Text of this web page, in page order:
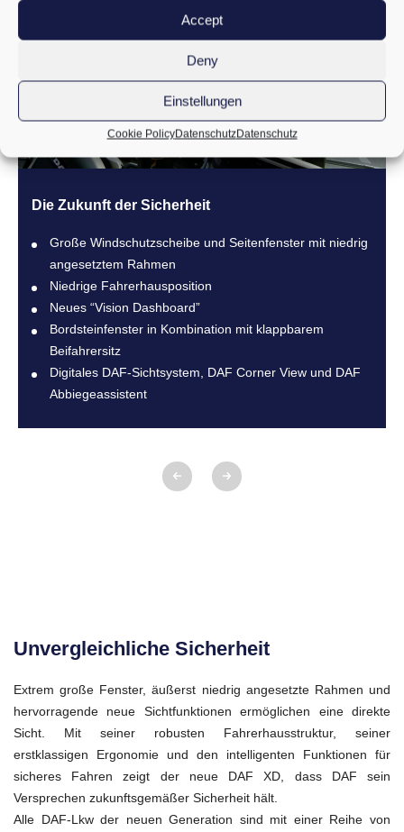
Accept
Deny
Einstellungen
Cookie PolicyDatenschutzDatenschutz
Die Zukunft der Sicherheit
Große Windschutzscheibe und Seitenfenster mit niedrig
angesetztem Rahmen
Niedrige Fahrerhausposition
Neues “Vision Dashboard”
Bordsteinfenster in Kombination mit klappbarem
Beifahrersitz
Digitales DAF-Sichtsystem, DAF Corner View und DAF
Abbiegeassistent
Unvergleichliche Sicherheit
Extrem große Fenster, äußerst niedrig angesetzte Rahmen und
hervorragende neue Sichtfunktionen ermöglichen eine direkte
Sicht. Mit seiner robusten Fahrerhausstruktur, seiner
erstklassigen Ergonomie und den intelligenten Funktionen für
sicheres Fahren zeigt der neue DAF XD, dass DAF sein
Versprechen zukunftsgemäßer Sicherheit hält.
Alle DAF-Lkw der neuen Generation sind mit einer Reihe von